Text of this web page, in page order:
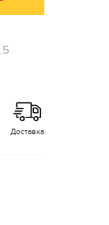
Доставка